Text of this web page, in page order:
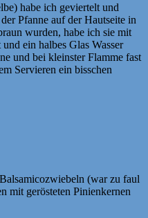
habe ich geviertelt und
Pfanne auf der Hautseite in
wurden, habe ich sie mit
ein halbes Glas Wasser
und bei kleinster Flamme fast
Servieren ein bisschen
(war zu faul
mit gerösteten Pinienkernen